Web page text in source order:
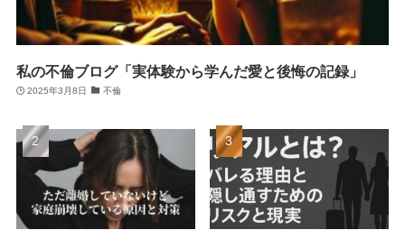
私の不倫ブログ「実体験から学んだ愛と後悔の記録」
2025年3月8日 不倫